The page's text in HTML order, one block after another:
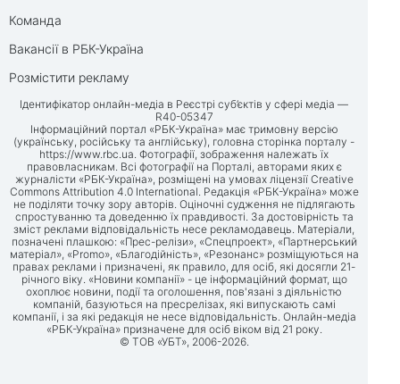
Команда
Вакансії в РБК-Україна
Розмістити рекламу
Ідентифікатор онлайн-медіа в Реєстрі суб’єктів у сфері медіа —
R40-05347
Інформаційний портал «РБК-Україна» має тримовну версію
(українську, російську та англійську), головна сторінка порталу -
https://www.rbc.ua. Фотографії, зображення належать їх
правовласникам. Всі фотографії на Порталі, авторами яких є
журналісти «РБК-Україна», розміщені на умовах ліцензії Creative
Commons Attribution 4.0 International. Редакція «РБК-Україна» може
не поділяти точку зору авторів. Оціночні судження не підлягають
спростуванню та доведенню їх правдивості. За достовірність та
зміст реклами відповідальність несе рекламодавець. Матеріали,
позначені плашкою: «Прес-релізи», «Спецпроект», «Партнерський
матеріал», «Promo», «Благодійність», «Резонанс» розміщуються на
правах реклами і призначені, як правило, для осіб, які досягли 21-
річного віку. «Новини компанії» - це інформаційний формат, що
охоплює новини, події та оголошення, пов'язані з діяльністю
компаній, базуються на пресрелізах, які випускають самі
компанії, і за які редакція не несе відповідальність. Онлайн-медіа
«РБК-Україна» призначене для осіб віком від 21 року.
© ТОВ «УБТ», 2006-2026.